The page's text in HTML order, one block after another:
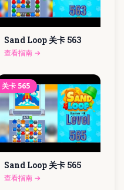
Sand Loop 关卡 563
查看指南 →
关卡 565
Sand Loop 关卡 565
查看指南 →